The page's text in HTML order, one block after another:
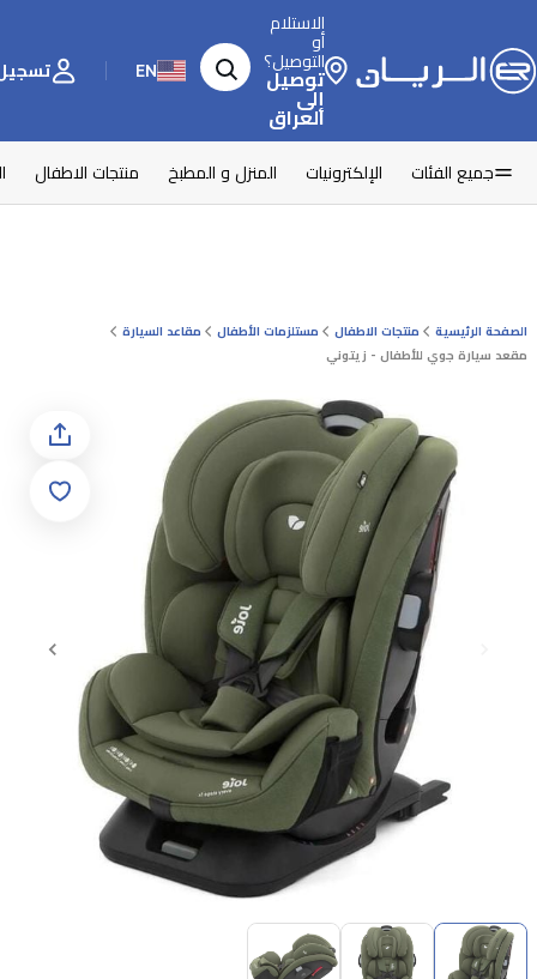
الاستلام
أو
التوصيل؟
توصيل
إلى
العراق
EN تسجيل
جميع الفئات الإلكترونيات المنزل و المطبخ منتجات الاطفال
الصفحة الرئيسية منتجات الاطفال مستلزمات الأطفال
مقاعد السيارة
مقعد سيارة جوي للأطفال - زيتوني
Item
of